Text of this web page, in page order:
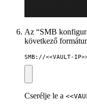
Az “SMB
következő
SMB://<<VAULT-
Cserélje le a